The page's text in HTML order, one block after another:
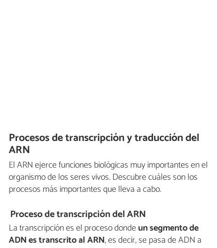
Procesos de transcripción y traducción del
ARN
El ARN ejerce funciones biológicas muy importantes en el
organismo de los seres vivos. Descubre cuáles son los
procesos más importantes que lleva a cabo.
Proceso de transcripción del ARN
La transcripción es el proceso dondeun segmento de
ADN es transcrito al ARN, es decir, se pasa de ADN a